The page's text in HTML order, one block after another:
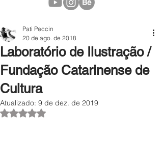
Laboratório de Ilustração /
Fundação Catarinense de
Cultura
Pati Peccin
20 de ago. de 2018
Atualizado: 9 de dez. de 2019
Avaliado com NaN de 5 estrelas.